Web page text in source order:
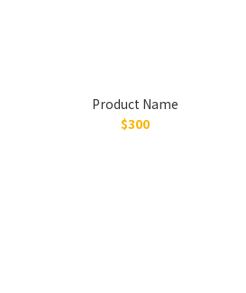
Product Name
$300